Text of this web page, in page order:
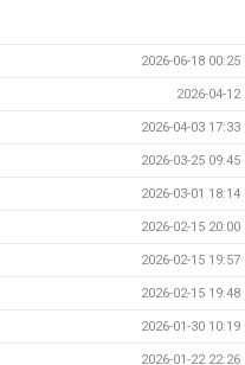
2026-06-18 00:25
2026-04-12
2026-04-03 17:33
2026-03-25 09:45
2026-03-01 18:14
2026-02-15 20:00
2026-02-15 19:57
2026-02-15 19:48
2026-01-30 10:19
2026-01-22 22:26